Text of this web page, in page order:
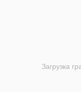
Загрузка